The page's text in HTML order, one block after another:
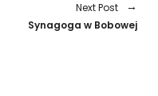
Next Post
Synagoga w Bobowej